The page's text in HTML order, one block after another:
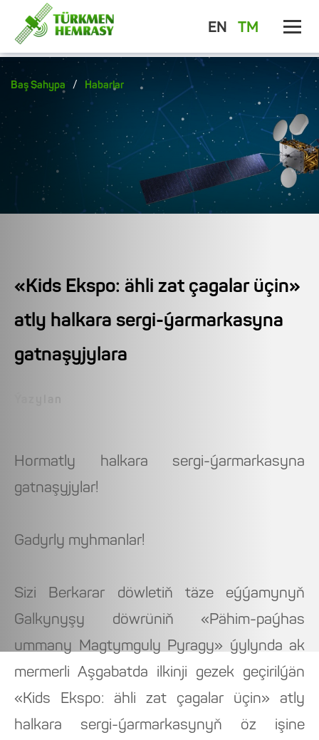
EN TM
Baş Sahypa / Habarlar
«Kids Ekspo: ähli zat çagalar üçin»
atly halkara sergi-ýarmarkasyna
gatnaşyjylara
Hormatly halkara sergi-ýarmarkasyna
gatnaşyjylar!
Gadyrly myhmanlar!
Sizi Berkarar döwletiň täze eýýamynyň
Galkynyşy döwrüniň «Pähim-paýhas
ummany Magtymguly Pyragy» ýylynda ak
mermerli Aşgabatda ilkinji gezek geçirilýän
«Kids Ekspo: ähli zat çagalar üçin» atly
halkara sergi-ýarmarkasynyň öz işine